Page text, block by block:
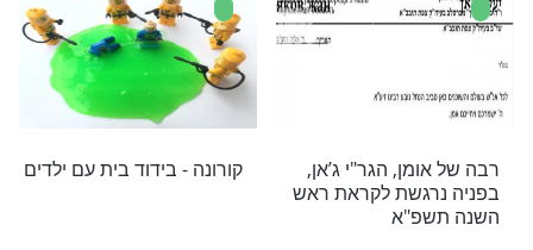
עקיבא איגר זי"ע
ממגיפה
קורונה - ולא תעמוד על דם